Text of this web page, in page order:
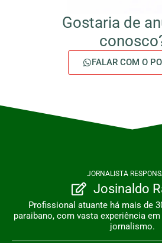
Gostaria de
FALAR COM O
JORNALISTA
Josinaldo
Profissional atuante há mais de
paraibano, com vasta experiência
jornalismo.